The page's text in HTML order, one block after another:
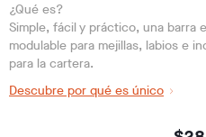
¿Qué es?
Simple, fácil y práctico, una barra
modulable para mejillas, labios e
para la cartera.
Descubre por qué es único